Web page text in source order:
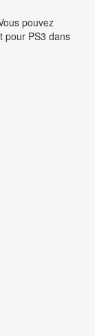
pouvez
pour PS3 dans